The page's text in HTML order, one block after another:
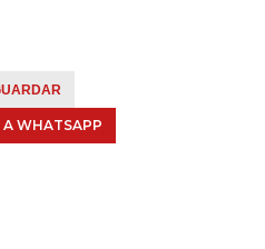
A WHATSAPP